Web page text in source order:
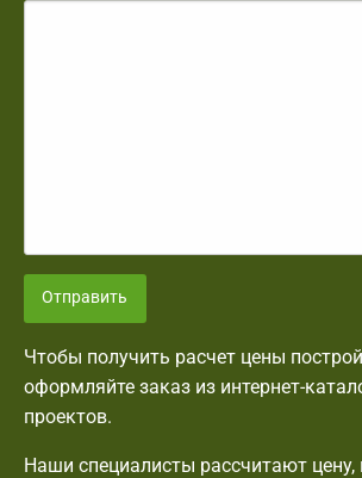
Отправить
Чтобы получить расчет цены
оформляйте заказ из интернет-
проектов.
Наши специалисты рассчитают цену,